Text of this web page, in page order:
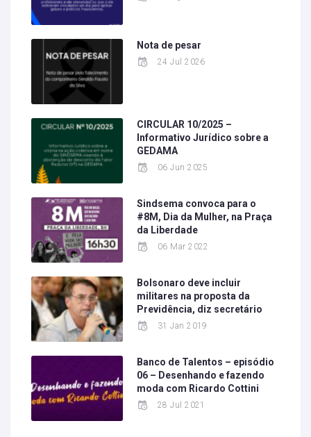
Nota de pesar
24 Jul 2026
CIRCULAR 10/2025 –
Informativo Jurídico sobre a
GEDAMA
06 Jun 2025
Sindsema convoca para o
#8M, Dia da Mulher, na Praça
da Liberdade
06 Mar 2022
Bolsonaro deve incluir
militares na proposta da
Previdência, diz secretário
31 Jan 2019
Banco de Talentos – episódio
06 – Desenhando e fazendo
moda com Ricardo Cottini
28 Jul 2021